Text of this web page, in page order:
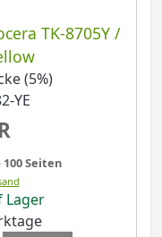
TK-8705Y /
(5%)
YE
100 Seiten
Lager